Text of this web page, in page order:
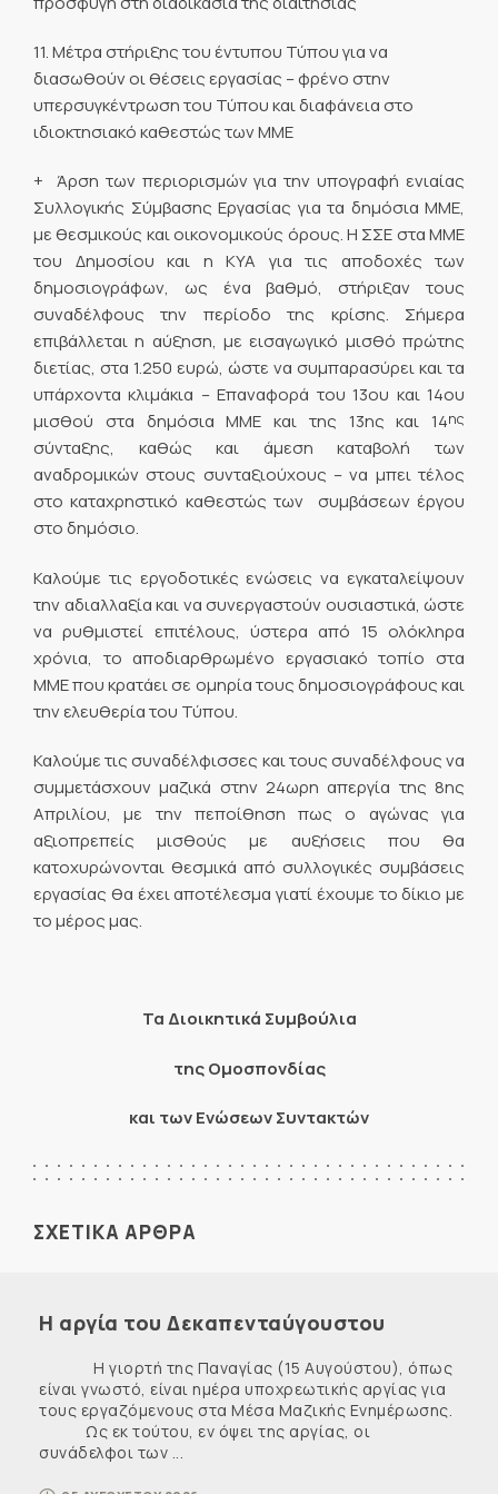
11. Μέτρα στήριξης του έντυπου Τύπου για να
διασωθούν οι θέσεις εργασίας – φρένο στην
υπερσυγκέντρωση του Τύπου και διαφάνεια στο
ιδιοκτησιακό καθεστώς των ΜΜΕ
+ Άρση των περιορισμών για την υπογραφή ενιαίας
Συλλογικής Σύμβασης Εργασίας για τα δημόσια ΜΜΕ,
με θεσμικούς και οικονομικούς όρους. Η ΣΣΕ στα ΜΜΕ
του Δημοσίου και η ΚΥΑ για τις αποδοχές των
δημοσιογράφων, ως ένα βαθμό, στήριξαν τους
συναδέλφους την περίοδο της κρίσης. Σήμερα
επιβάλλεται η αύξηση, με εισαγωγικό μισθό πρώτης
διετίας, στα 1.250 ευρώ, ώστε να συμπαρασύρει και τα
υπάρχοντα κλιμάκια – Επαναφορά του 13ου και 14ου
μισθού στα δημόσια ΜΜΕ και της 13ης και 14ης
σύνταξης, καθώς και άμεση καταβολή των
αναδρομικών στους συνταξιούχους – να μπει τέλος
στο καταχρηστικό καθεστώς των συμβάσεων έργου
στο δημόσιο.
Καλούμε τις εργοδοτικές ενώσεις να εγκαταλείψουν
την αδιαλλαξία και να συνεργαστούν ουσιαστικά, ώστε
να ρυθμιστεί επιτέλους, ύστερα από 15 ολόκληρα
χρόνια, το αποδιαρθρωμένο εργασιακό τοπίο στα
ΜΜΕ που κρατάει σε ομηρία τους δημοσιογράφους και
την ελευθερία του Τύπου.
Καλούμε τις συναδέλφισσες και τους συναδέλφους να
συμμετάσχουν μαζικά στην 24ωρη απεργία της 8ης
Απριλίου, με την πεποίθηση πως ο αγώνας για
αξιοπρεπείς μισθούς με αυξήσεις που θα
κατοχυρώνονται θεσμικά από συλλογικές συμβάσεις
εργασίας θα έχει αποτέλεσμα γιατί έχουμε το δίκιο με
το μέρος μας.
Τα Διοικητικά Συμβούλια
της Ομοσπονδίας
και των Ενώσεων Συντακτών
ΣΧΕΤΙΚΑ ΑΡΘΡΑ
Η αργία του Δεκαπενταύγουστου
Η γιορτή της Παναγίας (15 Αυγούστου), όπως
είναι γνωστό, είναι ημέρα υποχρεωτικής αργίας για
τους εργαζόμενους στα Μέσα Μαζικής Ενημέρωσης.
Ως εκ τούτου, εν όψει της αργίας, οι
συνάδελφοι των ...